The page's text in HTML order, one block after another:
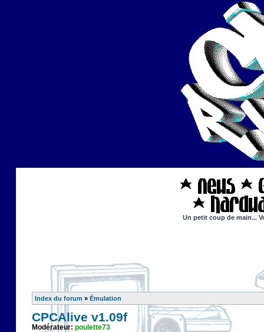
Un petit coup de main...
Index du forum » Émulation
CPCAlive v1.09f
Modérateur: poulette73